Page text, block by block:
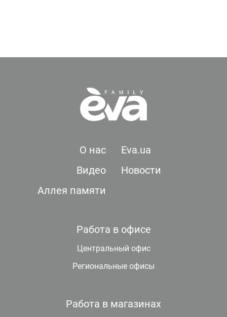
О нас
Eva.ua
Видео
Новости
Аллея памяти
Работа в офисе
Центральный офис
Региональные офисы
Работа в магазинах